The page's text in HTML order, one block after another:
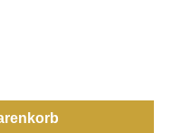
Wert ein